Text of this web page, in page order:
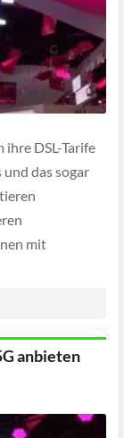
DSL-Tarife
das sogar
mit
anbieten